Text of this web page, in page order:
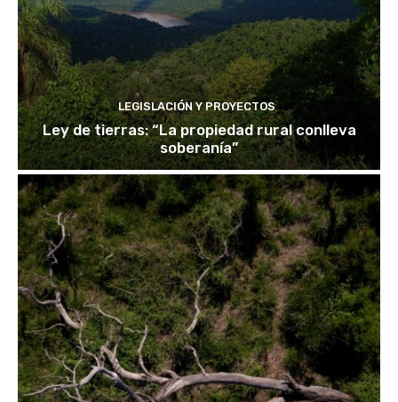
LEGISLACIÓN Y PROYECTOS
Ley de tierras: “La propiedad rural conlleva
soberanía”